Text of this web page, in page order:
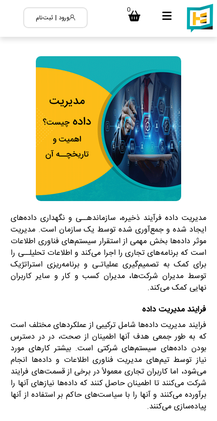
0
ورود | ثبت‌نام
مدیریت داده فرآیند ذخیره، سازماندهــی و نگهداری داده‌های
ایجاد شده و جمع‌آوری شده توسط یک سازمان است. مدیریت
موثر داده‌ها بخش مهمی از استقرار سیستم‌های فناوری اطلاعات
است که برنامه‌های تجاری را اجرا می‌کند و اطلاعات تحلیلــی را
برای کمک به تصمیم‌گیری عملیاتـی و برنامه‌ریزی استراتژیک
توسط مدیران شرکت‌ها، مدیران کسب و کار و سایر کاربران
نهایی کمک می‌کند.
فرایند مدیریت داده
فرایند مدیریت داده‌ها شامل ترکیبی از عملکردهای مختلف است
که به طور جمعی هدف آنها اطمینان از صحت، در در دسترس
بودن داده‌های سیستم‌های شرکتی است. بیشتر کارهای مورد
نیاز توسط تیم‌های مدیریت فناوری اطلاعات و داده‌ها انجام
می‌شود، اما کاربران تجاری معمولاً در برخی از قسمت‌های فرایند
شرکت می‌کنند تا اطمینان حاصل کنند که داده‌ها نیازهای آنها را
برآورده می‌کنند و آنها را با سیاست‌های حاکم بر استفاده از آنها
پیاده‌سازی می‌کنند.